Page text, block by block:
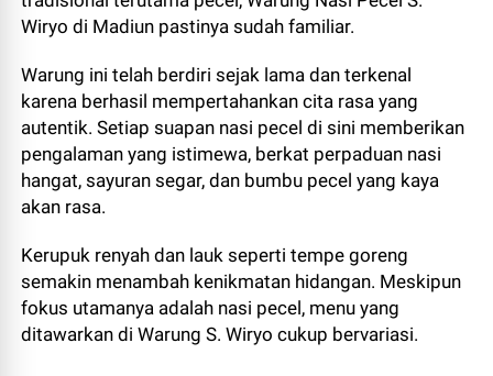
Wiryo di Madiun pastinya sudah familiar.
Warung ini telah berdiri sejak lama dan terkenal
karena berhasil mempertahankan cita rasa yang
autentik. Setiap suapan nasi pecel di sini memberikan
pengalaman yang istimewa, berkat perpaduan nasi
hangat, sayuran segar, dan bumbu pecel yang kaya
akan rasa.
Kerupuk renyah dan lauk seperti tempe goreng
semakin menambah kenikmatan hidangan. Meskipun
fokus utamanya adalah nasi pecel, menu yang
ditawarkan di Warung S. Wiryo cukup bervariasi.